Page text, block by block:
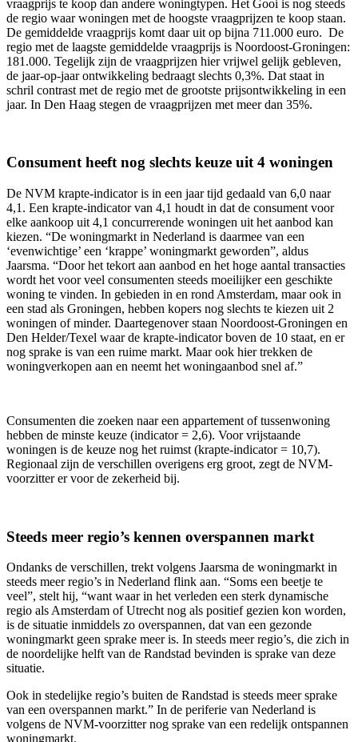
vraagprijs te koop dan andere woningtypen. Het Gooi is nog steeds
de regio waar woningen met de hoogste vraagprijzen te koop staan.
De gemiddelde vraagprijs komt daar uit op bijna 711.000 euro. De
regio met de laagste gemiddelde vraagprijs is Noordoost-Groningen:
181.000. Tegelijk zijn de vraagprijzen hier vrijwel gelijk gebleven,
de jaar-op-jaar ontwikkeling bedraagt slechts 0,3%. Dat staat in
schril contrast met de regio met de grootste prijsontwikkeling in een
jaar. In Den Haag stegen de vraagprijzen met meer dan 35%.
Consument heeft nog slechts keuze uit 4 woningen
De NVM krapte-indicator is in een jaar tijd gedaald van 6,0 naar
4,1. Een krapte-indicator van 4,1 houdt in dat de consument voor
elke aankoop uit 4,1 concurrerende woningen uit het aanbod kan
kiezen. “De woningmarkt in Nederland is daarmee van een
‘evenwichtige’ een ‘krappe’ woningmarkt geworden”, aldus
Jaarsma. “Door het tekort aan aanbod en het hoge aantal transacties
wordt het voor veel consumenten steeds moeilijker een geschikte
woning te vinden. In gebieden in en rond Amsterdam, maar ook in
een stad als Groningen, hebben kopers nog slechts te kiezen uit 2
woningen of minder. Daartegenover staan Noordoost-Groningen en
Den Helder/Texel waar de krapte-indicator boven de 10 staat, en er
nog sprake is van een ruime markt. Maar ook hier trekken de
woningverkopen aan en neemt het woningaanbod snel af.”
Consumenten die zoeken naar een appartement of tussenwoning
hebben de minste keuze (indicator = 2,6). Voor vrijstaande
woningen is de keuze nog het ruimst (krapte-indicator = 10,7).
Regionaal zijn de verschillen overigens erg groot, zegt de NVM-
voorzitter er voor de zekerheid bij.
Steeds meer regio’s kennen overspannen markt
Ondanks de verschillen, trekt volgens Jaarsma de woningmarkt in
steeds meer regio’s in Nederland flink aan. “Soms een beetje te
veel”, stelt hij, “want waar in het verleden een sterk dynamische
regio als Amsterdam of Utrecht nog als positief gezien kon worden,
is de situatie inmiddels zo overspannen, dat van een gezonde
woningmarkt geen sprake meer is. In steeds meer regio’s, die zich in
de noordelijke helft van de Randstad bevinden is sprake van deze
situatie.
Ook in stedelijke regio’s buiten de Randstad is steeds meer sprake
van een overspannen markt.” In de periferie van Nederland is
volgens de NVM-voorzitter nog sprake van een redelijk ontspannen
woningmarkt.